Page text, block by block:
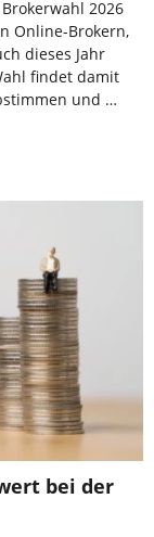
2026
Online-Brokern,
dieses Jahr
findet damit
und …
bei der